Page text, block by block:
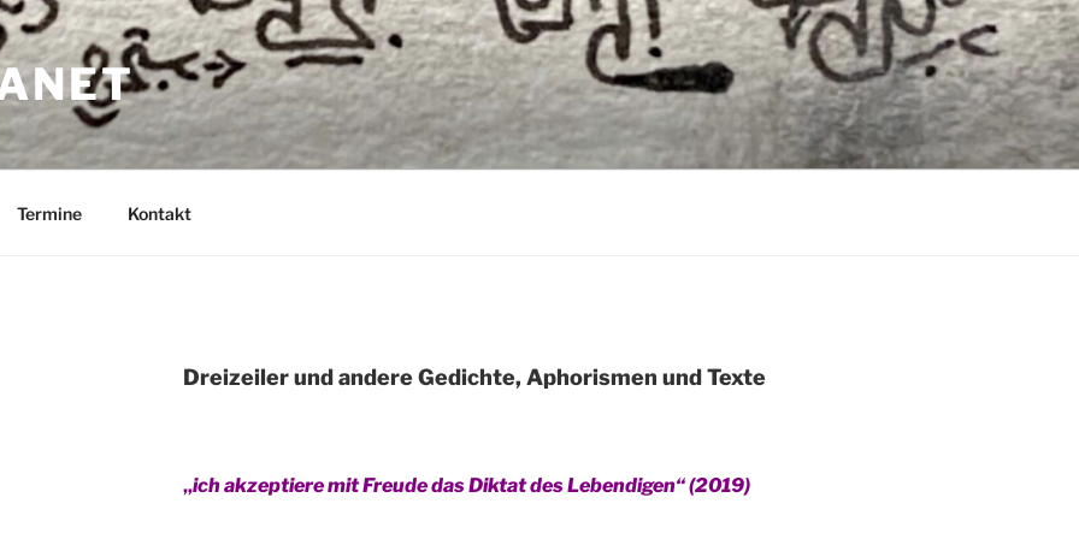
Termine Kontakt
Dreizeiler und andere Gedichte, Aphorismen und Texte
„ich akzeptiere mit Freude das Diktat des Lebendigen“ (2019)